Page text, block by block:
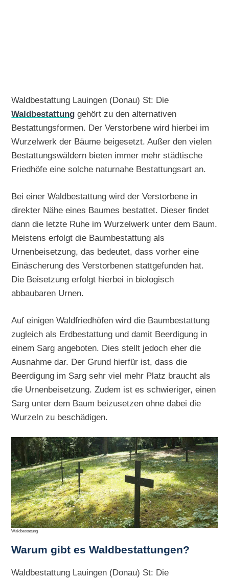
Waldbestattung Lauingen (Donau) St: Die
Waldbestattung gehört zu den alternativen
Bestattungsformen. Der Verstorbene wird hierbei im
Wurzelwerk der Bäume beigesetzt. Außer den vielen
Bestattungswäldern bieten immer mehr städtische
Friedhöfe eine solche naturnahe Bestattungsart an.
Bei einer Waldbestattung wird der Verstorbene in
direkter Nähe eines Baumes bestattet. Dieser findet
dann die letzte Ruhe im Wurzelwerk unter dem Baum.
Meistens erfolgt die Baumbestattung als
Urnenbeisetzung, das bedeutet, dass vorher eine
Einäscherung des Verstorbenen stattgefunden hat.
Die Beisetzung erfolgt hierbei in biologisch
abbaubaren Urnen.
Auf einigen Waldfriedhöfen wird die Baumbestattung
zugleich als Erdbestattung und damit Beerdigung in
einem Sarg angeboten. Dies stellt jedoch eher die
Ausnahme dar. Der Grund hierfür ist, dass die
Beerdigung im Sarg sehr viel mehr Platz braucht als
die Urnenbeisetzung. Zudem ist es schwieriger, einen
Sarg unter dem Baum beizusetzen ohne dabei die
Wurzeln zu beschädigen.
Waldbestattung
Warum gibt es Waldbestattungen?
Waldbestattung Lauingen (Donau) St: Die